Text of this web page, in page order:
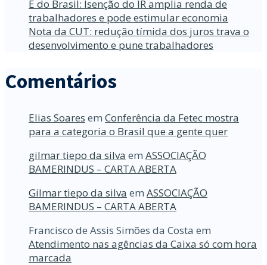
É do Brasil: Isenção do IR amplia renda de
trabalhadores e pode estimular economia
Nota da CUT: redução tímida dos juros trava o
desenvolvimento e pune trabalhadores
Comentários
Elias Soares em Conferência da Fetec mostra
para a categoria o Brasil que a gente quer
gilmar tiepo da silva em ASSOCIAÇÃO
BAMERINDUS – CARTA ABERTA
Gilmar tiepo da silva em ASSOCIAÇÃO
BAMERINDUS – CARTA ABERTA
Francisco de Assis Simões da Costa em
Atendimento nas agências da Caixa só com hora
marcada